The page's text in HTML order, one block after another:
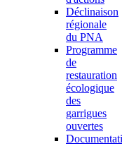
Déclinaison
régionale
du PNA
Programme
de
restauration
écologique
des
garrigues
ouvertes